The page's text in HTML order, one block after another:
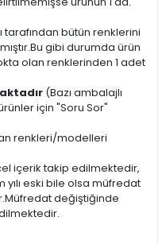
tarafından bütün renklerini
gibi durumda ürün
olan renklerinden 1 adet
(Bazı ambalajlı
için "Soru Sor"
renkleri/modelleri
içerik takip edilmektedir,
yılı eski bile olsa müfredat
değiştiğinde